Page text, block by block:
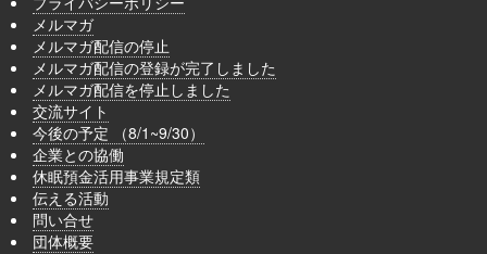
メルマガ
メルマガ配信の停止
メルマガ配信の登録が完了しました
メルマガ配信を停止しました
交流サイト
今後の予定 （8/1~9/30）
企業との協働
休眠預金活用事業規定類
伝える活動
問い合せ
団体概要